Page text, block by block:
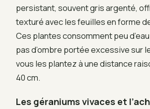
persistant, souvent gris argenté,
texturé avec les feuilles en forme
Ces plantes consomment peu
pas d’ombre portée excessive sur
vous les plantez à une distance
40 cm.
Les géraniums vivaces et